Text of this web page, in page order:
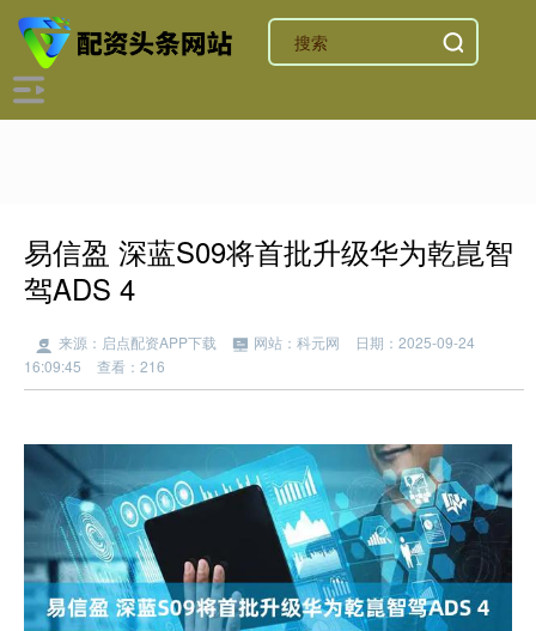
易信盈 深蓝S09将首批升级华为乾崑智
驾ADS 4
来源：启点配资APP下载 网站：科元网
日期：2025-09-24
16:09:45
查看：216